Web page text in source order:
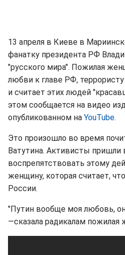
13 апреля в Киеве в
фанатку президента РФ
"русского мира". Пожилая
любви к главе РФ,
и считает этих людей
этом сообщается на видео
опубликованном на YouTube.
Это произошло во время
Ватутина. Активисты пришли
воспрепятствовать этому
женщину, которая считает,
России.
"Путин вообще моя любовь,
―сказала радикалам пожилая